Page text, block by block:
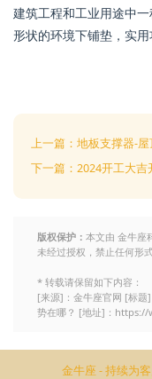
建筑工程和工业用途中
形状的环境下铺垫，实用
上一篇：地板支撑器-
下一篇：2024开工大
版权保护： 本文由 金牛座
未经过授权，禁止任何形
* 转载请保留如下内容：
[来源]：金牛座官网 [标题
势在哪？ [地址]：
金牛座 - 持续为